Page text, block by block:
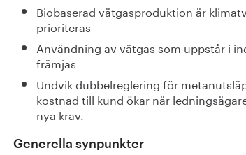
Biobaserad vätgasproduktion är
prioriteras
Användning av vätgas som uppstår i
främjas
Undvik dubbelreglering för
kostnad till kund ökar när
nya krav.
Generella synpunkter